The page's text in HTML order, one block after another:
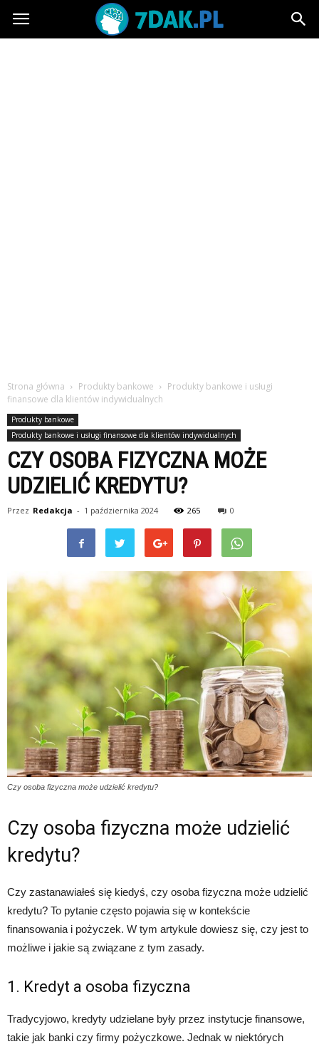
7dak.pl
Strona główna Produkty bankowe
Produkty bankowe i usługi
finansowe dla klientów indywidualnych
Produkty bankowe
Produkty bankowe i usługi finansowe dla klientów indywidualnych
CZY OSOBA FIZYCZNA MOŻE
UDZIELIĆ KREDYTU?
Przez Redakcja - 1 października 2024 265 0
Czy osoba fizyczna może udzielić kredytu?
Czy osoba fizyczna może udzielić
kredytu?
Czy zastanawiałeś się kiedyś, czy osoba fizyczna może udzielić
kredytu? To pytanie często pojawia się w kontekście
finansowania i pożyczek. W tym artykule dowiesz się, czy jest to
możliwe i jakie są związane z tym zasady.
1. Kredyt a osoba fizyczna
Tradycyjowo, kredyty udzielane były przez instytucje finansowe,
takie jak banki czy firmy pożyczkowe. Jednak w niektórych